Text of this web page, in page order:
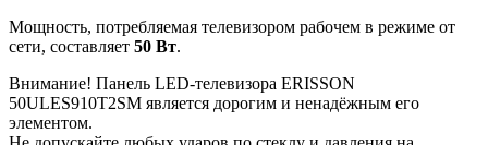
Мощность, потребляемая телевизором рабочем в режиме от
сети, составляет 50 Вт.
Внимание! Панель LED-телевизора ERISSON
50ULES910T2SM является дорогим и ненадёжным его
элементом.